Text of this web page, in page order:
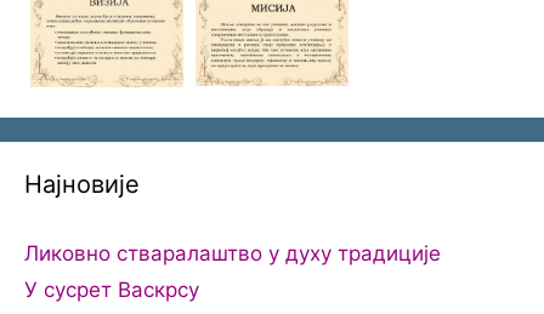
Најновије
Ликовно стваралаштво у духу традиције
У сусрет Васкрсу